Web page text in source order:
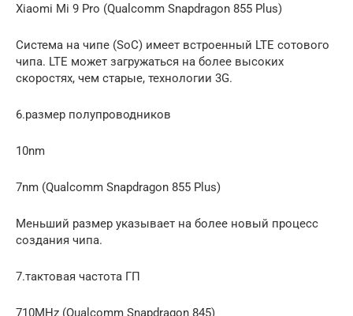
Xiaomi Mi 9 Pro (Qualcomm Snapdragon 855 Plus)
Система на чипе (SoC) имеет встроенный LTE сотового
чипа. LTE может загружаться на более высоких
скоростях, чем старые, технологии 3G.
6.размер полупроводников
10nm
7nm (Qualcomm Snapdragon 855 Plus)
Меньший размер указывает на более новый процесс
создания чипа.
7.тактовая частота ГП
710MHz (Qualcomm Snapdragon 845)